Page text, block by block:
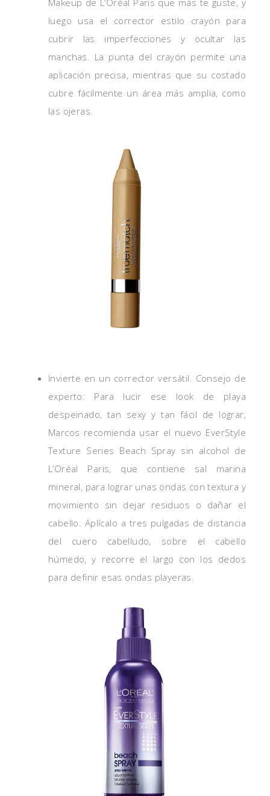
Makeup de L’Oréal Paris que más te guste, y
luego usa el corrector estilo crayón para
cubrir las imperfecciones y ocultar las
manchas. La punta del crayón permite una
aplicación precisa, mientras que su costado
cubre fácilmente un área más amplia, como
las ojeras.
Invierte en un corrector versátil. Consejo de
experto: Para lucir ese look de playa
despeinado, tan sexy y tan fácil de lograr,
Marcos recomienda usar el nuevo EverStyle
Texture Series Beach Spray sin alcohol de
L’Oréal Paris, que contiene sal marina
mineral, para lograr unas ondas con textura y
movimiento sin dejar residuos o dañar el
cabello. Aplícalo a tres pulgadas de distancia
del cuero cabelludo, sobre el cabello
húmedo, y recorre el largo con los dedos
para definir esas ondas playeras.